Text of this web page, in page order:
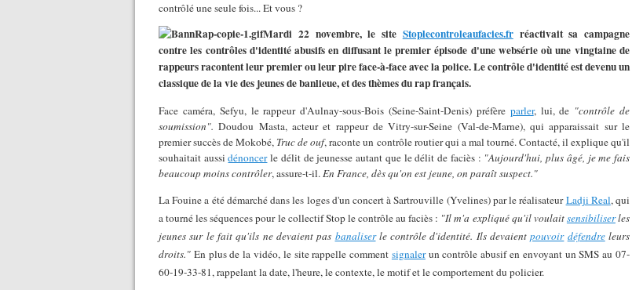
contrôlé une seule fois... Et vous ?
Mardi 22 novembre, le site Stoplecontroleaufacies.frréactivait sa campagne
contre les contrôles d'identité abusifs en diffusant le premier épisode d'une websérie où une vingtaine de
rappeurs racontent leur premier ou leur pire face-à-face avec la police. Le contrôle d'identité est devenu un
classique de la vie des jeunes de banlieue, et des thèmes du rap français.
Face caméra, Sefyu, le rappeur d'Aulnay-sous-Bois (Seine-Saint-Denis) préfère parler, lui, de "contrôle de
soumission". Doudou Masta, acteur et rappeur de Vitry-sur-Seine (Val-de-Marne), qui apparaissait sur le
premier succès de Mokobé, Truc de ouf, raconte un contrôle routier qui a mal tourné. Contacté, il explique qu'il
souhaitait aussidénoncerle délit de jeunesse autant que le délit de faciès : "Aujourd'hui, plus âgé, je me fais
beaucoup moins contrôler, assure-t-il.En France, dès qu'on est jeune, on paraît suspect."
La Fouine a été démarché dans les loges d'un concert à Sartrouville (Yvelines) par le réalisateurLadji Real, qui
a tourné les séquences pour le collectif Stop le contrôle au faciès : "Il m'a expliqué qu'il voulaitsensibiliserles
jeunes sur le fait qu'ils ne devaient pas banaliserle contrôle d'identité. Ils devaientpouvoir défendreleurs
droits." En plus de la vidéo, le site rappelle comment signalerun contrôle abusif en envoyant un SMS au 07-
60-19-33-81, rappelant la date, l'heure, le contexte, le motif et le comportement du policier.